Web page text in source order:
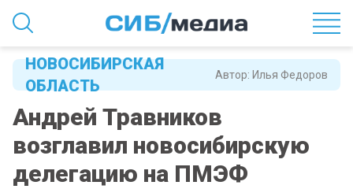
Автор: Илья Федоров
НОВОСИБИРСКАЯ
ОБЛАСТЬ
Андрей Травников
возглавил новосибирскую
делегацию на ПМЭФ